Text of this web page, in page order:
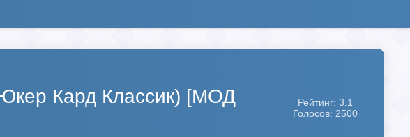
Кард Классик) [МОД
Рейтинг: 3.1
Голосов: 2500